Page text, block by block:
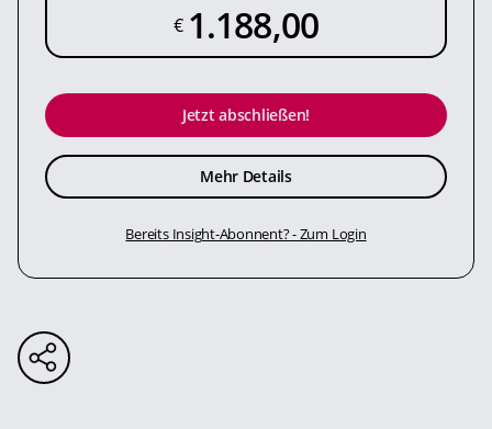
€ 1.188,00
Jetzt abschließen!
Mehr Details
Bereits Insight-Abonnent? - Zum Login